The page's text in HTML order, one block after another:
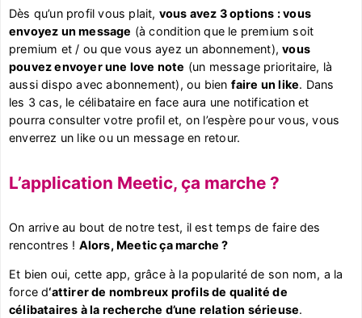
Dès qu’un profil vous plait, vous avez 3 options : vous
envoyez un message (à condition que le premium soit
premium et / ou que vous ayez un abonnement),vous
pouvez envoyer une love note (un message prioritaire, là
aussi dispo avec abonnement), ou bien faire un like. Dans
les 3 cas, le célibataire en face aura une notification et
pourra consulter votre profil et, on l’espère pour vous, vous
enverrez un like ou un message en retour.
L’application Meetic, ça marche ?
On arrive au bout de notre test, il est temps de faire des
rencontres ! Alors, Meetic ça marche ?
Et bien oui, cette app, grâce à la popularité de son nom, a la
force d‘attirer de nombreux profils de qualité de
célibataires à la recherche d’une relation sérieuse.